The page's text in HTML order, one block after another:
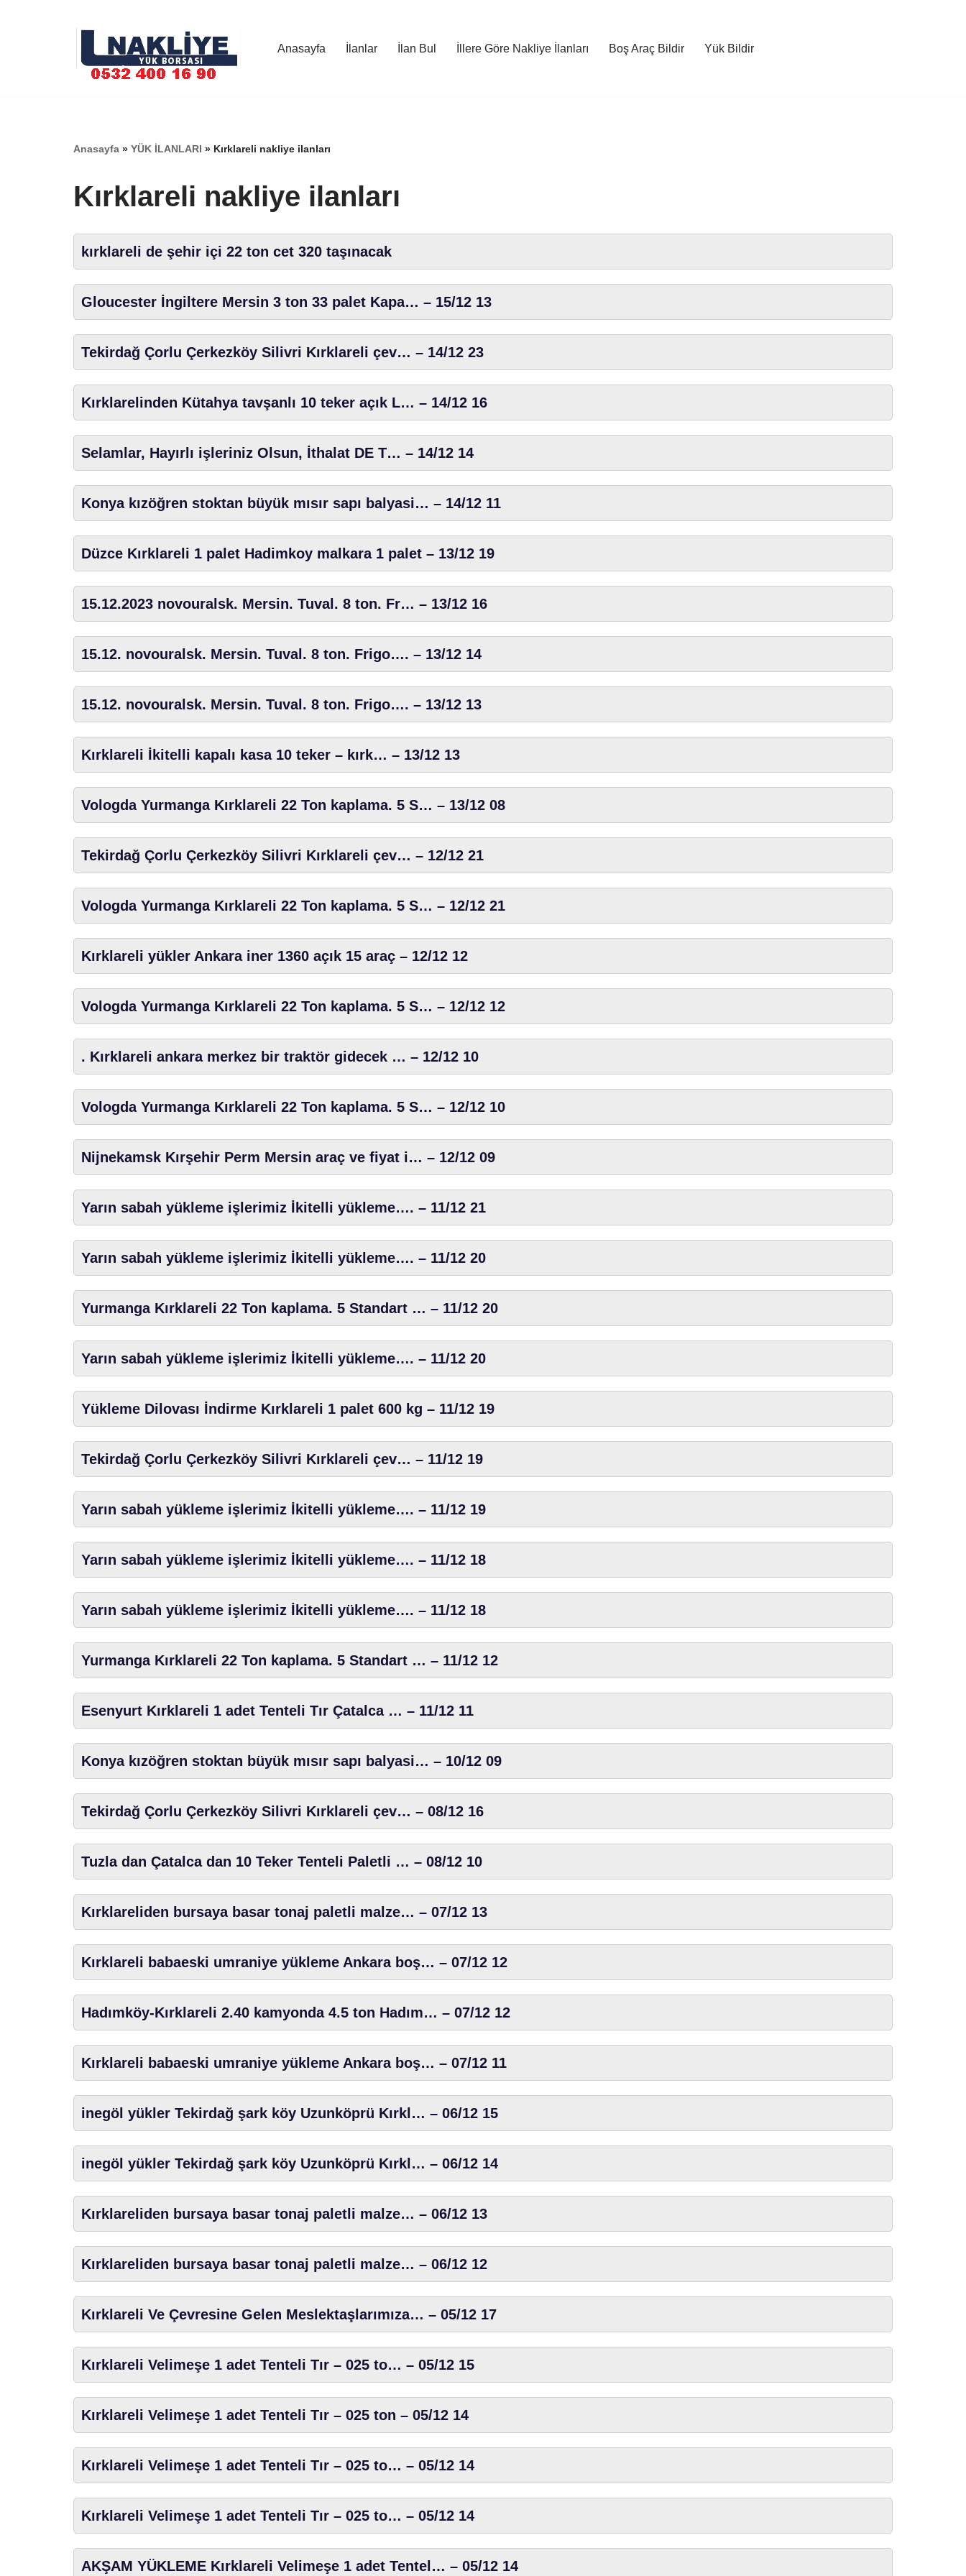
Anasayfa İlanlar İlan Bul İllere Göre Nakliye İlanları Boş Araç Bildir Yük Bildir
Anasayfa » YÜK İLANLARI » Kırklareli nakliye ilanları
Kırklareli nakliye ilanları
kırklareli de şehir içi 22 ton cet 320 taşınacak
Gloucester İngiltere Mersin 3 ton 33 palet Kapa… – 15/12 13
Tekirdağ Çorlu Çerkezköy Silivri Kırklareli çev… – 14/12 23
Kırklarelinden Kütahya tavşanlı 10 teker açık L… – 14/12 16
Selamlar, Hayırlı işleriniz Olsun, İthalat DE T… – 14/12 14
Konya kızöğren stoktan büyük mısır sapı balyasi… – 14/12 11
Düzce Kırklareli 1 palet Hadimkoy malkara 1 palet – 13/12 19
15.12.2023 novouralsk. Mersin. Tuval. 8 ton. Fr… – 13/12 16
15.12. novouralsk. Mersin. Tuval. 8 ton. Frigo…. – 13/12 14
15.12. novouralsk. Mersin. Tuval. 8 ton. Frigo…. – 13/12 13
Kırklareli İkitelli kapalı kasa 10 teker – kırk… – 13/12 13
Vologda Yurmanga Kırklareli 22 Ton kaplama. 5 S… – 13/12 08
Tekirdağ Çorlu Çerkezköy Silivri Kırklareli çev… – 12/12 21
Vologda Yurmanga Kırklareli 22 Ton kaplama. 5 S… – 12/12 21
Kırklareli yükler Ankara iner 1360 açık 15 araç – 12/12 12
Vologda Yurmanga Kırklareli 22 Ton kaplama. 5 S… – 12/12 12
. Kırklareli ankara merkez bir traktör gidecek … – 12/12 10
Vologda Yurmanga Kırklareli 22 Ton kaplama. 5 S… – 12/12 10
Nijnekamsk Kırşehir Perm Mersin araç ve fiyat i… – 12/12 09
Yarın sabah yükleme işlerimiz İkitelli yükleme…. – 11/12 21
Yarın sabah yükleme işlerimiz İkitelli yükleme…. – 11/12 20
Yurmanga Kırklareli 22 Ton kaplama. 5 Standart … – 11/12 20
Yarın sabah yükleme işlerimiz İkitelli yükleme…. – 11/12 20
Yükleme Dilovası İndirme Kırklareli 1 palet 600 kg – 11/12 19
Tekirdağ Çorlu Çerkezköy Silivri Kırklareli çev… – 11/12 19
Yarın sabah yükleme işlerimiz İkitelli yükleme…. – 11/12 19
Yarın sabah yükleme işlerimiz İkitelli yükleme…. – 11/12 18
Yarın sabah yükleme işlerimiz İkitelli yükleme…. – 11/12 18
Yurmanga Kırklareli 22 Ton kaplama. 5 Standart … – 11/12 12
Esenyurt Kırklareli 1 adet Tenteli Tır Çatalca … – 11/12 11
Konya kızöğren stoktan büyük mısır sapı balyasi… – 10/12 09
Tekirdağ Çorlu Çerkezköy Silivri Kırklareli çev… – 08/12 16
Tuzla dan Çatalca dan 10 Teker Tenteli Paletli … – 08/12 10
Kırklareliden bursaya basar tonaj paletli malze… – 07/12 13
Kırklareli babaeski umraniye yükleme Ankara boş… – 07/12 12
Hadımköy-Kırklareli 2.40 kamyonda 4.5 ton Hadım… – 07/12 12
Kırklareli babaeski umraniye yükleme Ankara boş… – 07/12 11
inegöl yükler Tekirdağ şark köy Uzunköprü Kırkl… – 06/12 15
inegöl yükler Tekirdağ şark köy Uzunköprü Kırkl… – 06/12 14
Kırklareliden bursaya basar tonaj paletli malze… – 06/12 13
Kırklareliden bursaya basar tonaj paletli malze… – 06/12 12
Kırklareli Ve Çevresine Gelen Meslektaşlarımıza… – 05/12 17
Kırklareli Velimeşe 1 adet Tenteli Tır – 025 to… – 05/12 15
Kırklareli Velimeşe 1 adet Tenteli Tır – 025 ton – 05/12 14
Kırklareli Velimeşe 1 adet Tenteli Tır – 025 to… – 05/12 14
Kırklareli Velimeşe 1 adet Tenteli Tır – 025 to… – 05/12 14
AKŞAM YÜKLEME Kırklareli Velimeşe 1 adet Tentel… – 05/12 14